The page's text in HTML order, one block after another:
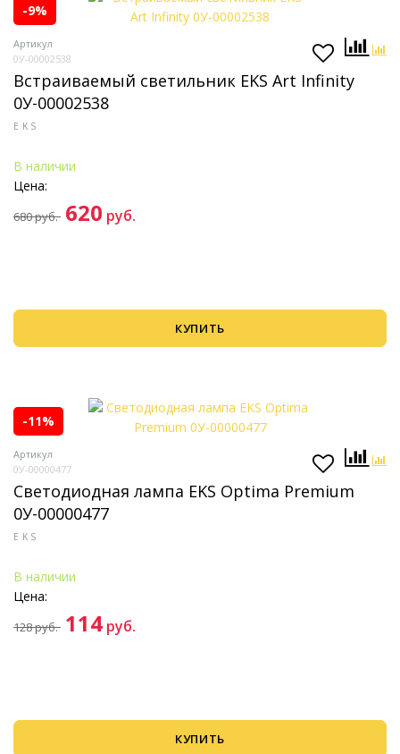
-9%
Артикул
0У-00002538
Встраиваемый светильник EKS Art Infinity
0У-00002538
EKS
В наличии
Цена:
680руб. 620 руб.
КУПИТЬ
-11%
Артикул
0У-00000477
Светодиодная лампа EKS Optima Premium
0У-00000477
EKS
В наличии
Цена:
128руб. 114 руб.
КУПИТЬ